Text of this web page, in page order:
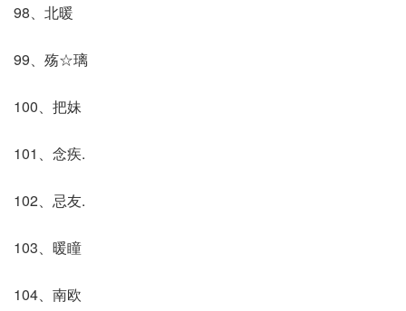
98、北暖
99、殇☆璃
100、把妹
101、念疾.
102、忌友.
103、暖瞳
104、南欧